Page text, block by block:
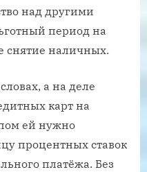
над другими
период на
снятие наличных.
а на деле
карт на
ей нужно
процентных ставок
платёжа. Без